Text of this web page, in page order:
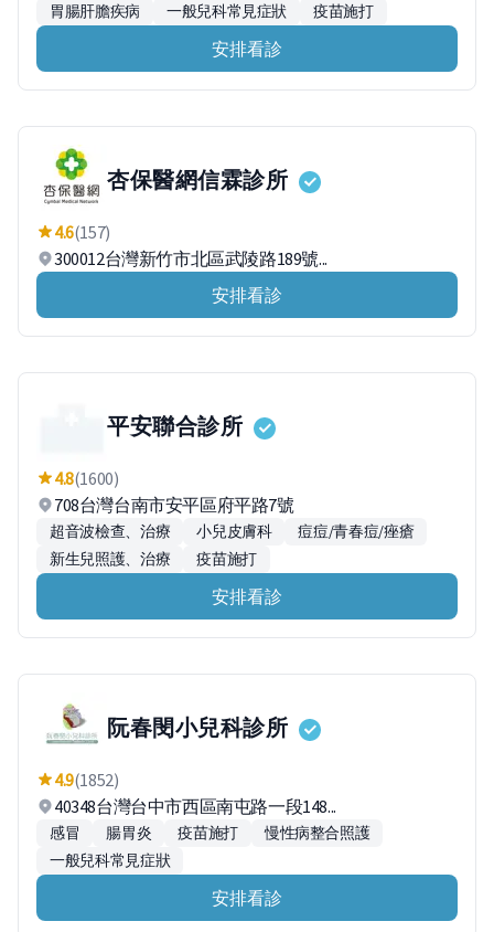
胃腸肝膽疾病
一般兒科常見症狀 疫苗施打
安排看診
杏保醫網信霖診所
4.6(157)
300012台灣新竹市北區武陵路189號...
安排看診
平安聯合診所
4.8(1600)
708台灣台南市安平區府平路7號
超音波檢查、治療 小兒皮膚科
痘痘/青春痘/痤瘡
新生兒照護、治療
疫苗施打
安排看診
阮春閔小兒科診所
4.9(1852)
40348台灣台中市西區南屯路一段148...
感冒 腸胃炎 疫苗施打
慢性病整合照護
一般兒科常見症狀
安排看診